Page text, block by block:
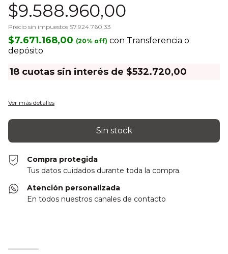
$9.588.960,00
Precio sin impuestos $7.924.760,33
$7.671.168,00 con Transferencia o
depósito
18 cuotas sin interés de $532.720,00
Ver más detalles
Compra protegida
Tus datos cuidados durante toda la compra.
Atención personalizada
En todos nuestros canales de contacto